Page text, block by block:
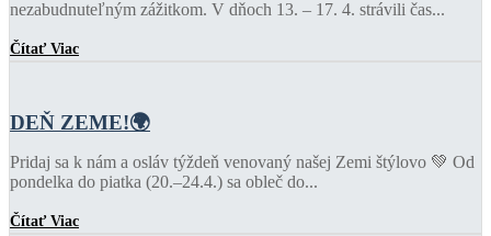
nezabudnuteľným zážitkom. V dňoch 13. – 17. 4. strávili čas...
Čítať Viac
DEŇ ZEME!🌍
Pridaj sa k nám a osláv týždeň venovaný našej Zemi štýlovo 💚 Od
pondelka do piatka (20.–24.4.) sa obleč do...
Čítať Viac